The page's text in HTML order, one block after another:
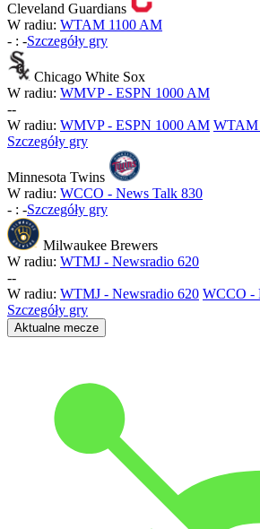
Cleveland Guardians
W radiu: WTAM 1100 AM
- : -Szczegóły gry
Chicago White Sox
W radiu: WMVP - ESPN 1000 AM
--
W radiu: WMVP - ESPN 1000 AM WTAM
Szczegóły gry
Minnesota Twins
W radiu: WCCO - News Talk 830
- : -Szczegóły gry
Milwaukee Brewers
W radiu: WTMJ - Newsradio 620
--
W radiu: WTMJ - Newsradio 620 WCCO -
Szczegóły gry
Aktualne mecze